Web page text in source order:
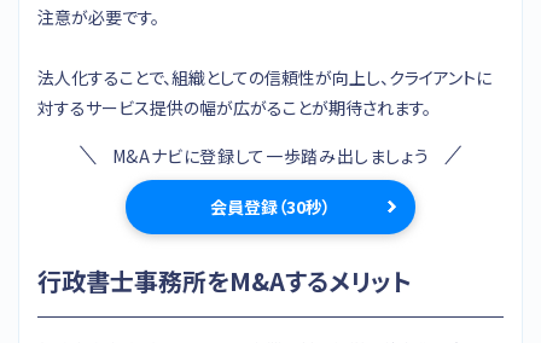
注意が必要です。
法人化することで、組織としての信頼性が向上し、クライアントに
対するサービス提供の幅が広がることが期待されます。
M&Aナビに登録して一歩踏み出しましょう
会員登録（30秒）
行政書士事務所をM&Aするメリット